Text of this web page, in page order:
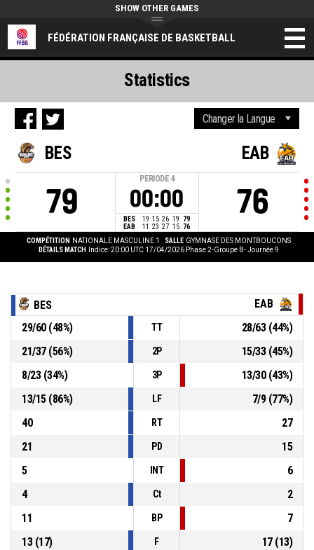
FÉDÉRATION FRANÇAISE DE BASKETBALL
SHOW OTHER GAMES
BES
79
PERIODE 4
00:00
BES 19 15 26 19
79
EAB
11 23 27 15 76
EAB
76
COMPÉTITION NATIONALE MASCULINE 1 SALLE GYMNASE DES MONTBOUCONS
DÉTAILS MATCH
Indice: 20:00 UTC 17/04/2026 Phase 2-Groupe B- Journée 9
Statistics
BES
EAB
29/60(48%) TT 28/63(44%)
21/37(56%) 2P 15/33(45%)
8/23(34%) 3P 13/30(43%)
13/15(86%) LF 7/9(77%)
40
RT
27
21
PD
15
5
INT
6
4
Ct
2
11
BP
7
13(17) F 17(13)